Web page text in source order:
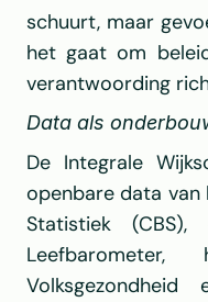
schuurt, maar
het gaat om
verantwoording
Data als
De Integrale
openbare data van
Statistiek (CBS),